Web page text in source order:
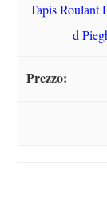
Tapis Roulant
d